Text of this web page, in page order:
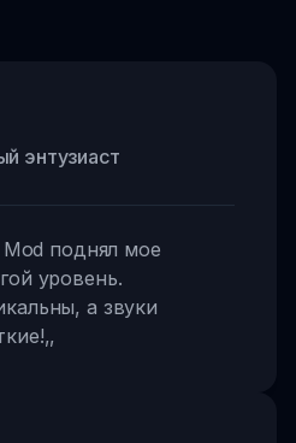
энтузиаст
поднял мое
уровень.
а звуки
,,